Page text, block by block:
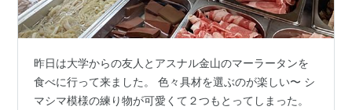
昨日は大学からの友人とアスナル金山のマーラータンを
食べに行って来ました。 色々具材を選ぶのが楽しい〜 シ
マシマ模様の練り物が可愛くて２つもとってしまった。